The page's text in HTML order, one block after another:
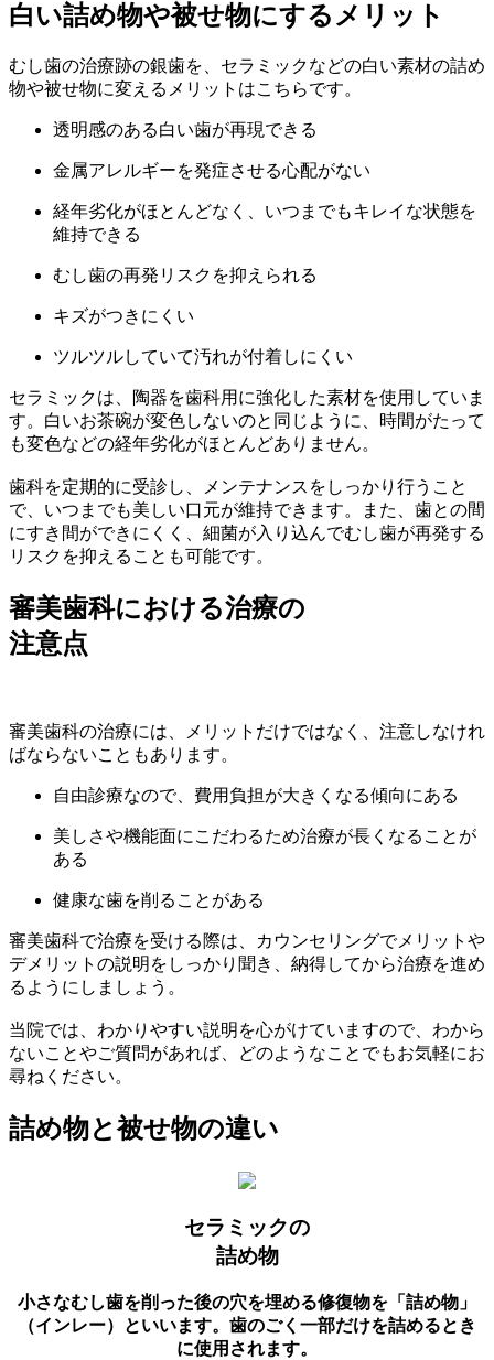
白い詰め物や被せ物にするメリット
むし歯の治療跡の銀歯を、セラミックなどの白い素材の詰め
物や被せ物に変えるメリットはこちらです。
透明感のある白い歯が再現できる
金属アレルギーを発症させる心配がない
経年劣化がほとんどなく、いつまでもキレイな状態を
維持できる
むし歯の再発リスクを抑えられる
キズがつきにくい
ツルツルしていて汚れが付着しにくい
セラミックは、陶器を歯科用に強化した素材を使用していま
す。白いお茶碗が変色しないのと同じように、時間がたって
も変色などの経年劣化がほとんどありません。
歯科を定期的に受診し、メンテナンスをしっかり行うこと
で、いつまでも美しい口元が維持できます。また、歯との間
にすき間ができにくく、細菌が入り込んでむし歯が再発する
リスクを抑えることも可能です。
審美歯科における治療の
注意点
審美歯科の治療には、メリットだけではなく、注意しなけれ
ばならないこともあります。
自由診療なので、費用負担が大きくなる傾向にある
美しさや機能面にこだわるため治療が長くなることが
ある
健康な歯を削ることがある
審美歯科で治療を受ける際は、カウンセリングでメリットや
デメリットの説明をしっかり聞き、納得してから治療を進め
るようにしましょう。
当院では、わかりやすい説明を心がけていますので、わから
ないことやご質問があれば、どのようなことでもお気軽にお
尋ねください。
詰め物と被せ物の違い
セラミックの
詰め物
小さなむし歯を削った後の穴を埋める修復物を「詰め物」
（インレー）といいます。歯のごく一部だけを詰めるとき
に使用されます。